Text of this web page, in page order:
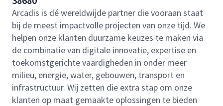
Arcadis is dé wereldwijde partner die vooraan staat
bij de meest impactvolle projecten van onze tijd. We
helpen onze klanten duurzame keuzes te maken via
de combinatie van digitale innovatie, expertise en
toekomstgerichte vaardigheden in onder meer
milieu, energie, water, gebouwen, transport en
infrastructuur. Wij zetten die extra stap om onze
klanten op maat gemaakte oplossingen te bieden